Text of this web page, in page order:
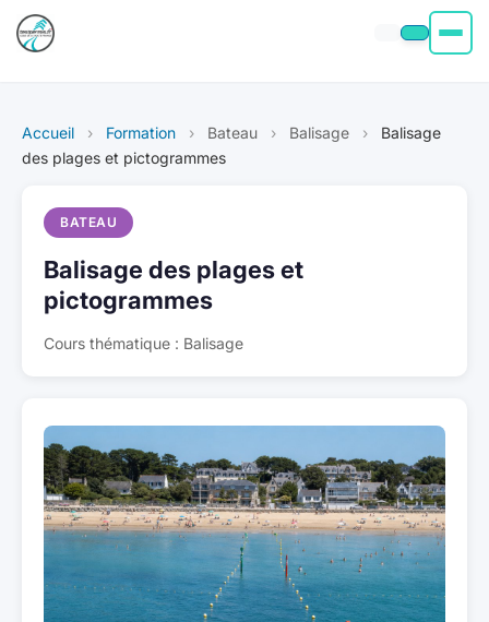
Permis voiture
Permis Bateau
Poids Lourd
Accueil › Formation › Bateau › Balisage ›
Balisage
des plages et pictogrammes
BATEAU
Balisage des plages et
pictogrammes
Cours thématique : Balisage